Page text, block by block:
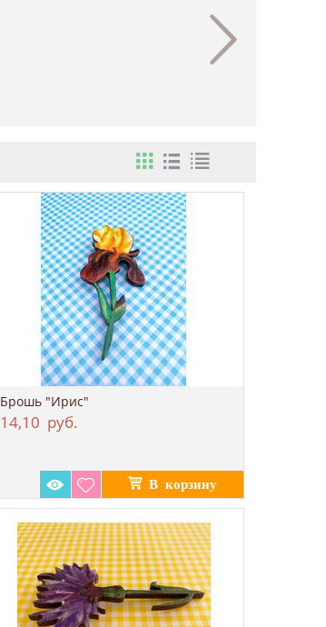
Брошь "Ирис"
14,10 руб.